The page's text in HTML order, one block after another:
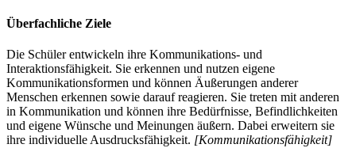
Überfachliche Ziele
Die Schüler entwickeln ihre Kommunikations- und
Interaktionsfähigkeit. Sie erkennen und nutzen eigene
Kommunikationsformen und können Äußerungen anderer
Menschen erkennen sowie darauf reagieren. Sie treten mit anderen
in Kommunikation und können ihre Bedürfnisse, Befindlichkeiten
und eigene Wünsche und Meinungen äußern. Dabei erweitern sie
ihre individuelle Ausdrucksfähigkeit. [Kommunikationsfähigkeit]